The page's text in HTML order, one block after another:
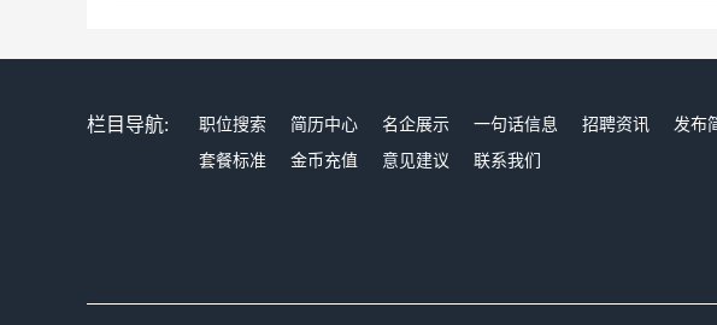
栏目导航: 职位搜索 简历中心 名企展示 一句话信息 招聘资讯 发布
套餐标准
金币充值 意见建议 联系我们